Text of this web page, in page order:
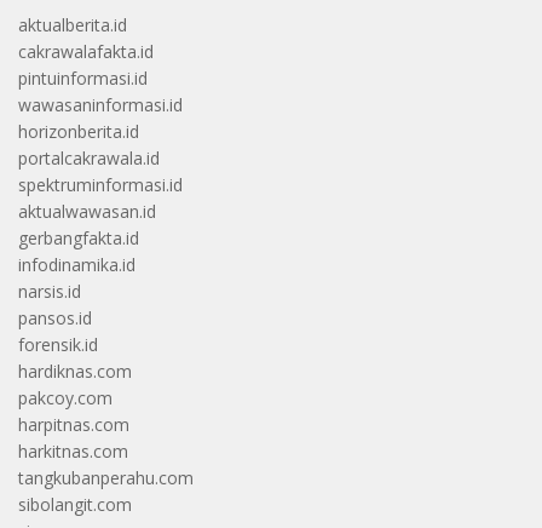
aktualberita.id
cakrawalafakta.id
pintuinformasi.id
wawasaninformasi.id
horizonberita.id
portalcakrawala.id
spektruminformasi.id
aktualwawasan.id
gerbangfakta.id
infodinamika.id
narsis.id
pansos.id
forensik.id
hardiknas.com
pakcoy.com
harpitnas.com
harkitnas.com
tangkubanperahu.com
sibolangit.com